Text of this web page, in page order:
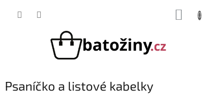
Psaníčko a listové kabelky